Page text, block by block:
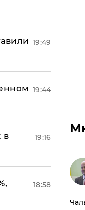
19:49
19:44
в
19:16
18:58